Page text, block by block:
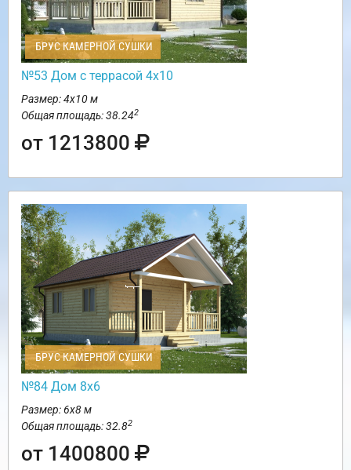
БРУС КАМЕРНОЙ СУШКИ
№53 Дом с террасой 4х10
Размер: 4х10 м
Общая площадь: 38.242
от 1213800
БРУС КАМЕРНОЙ СУШКИ
№84 Дом 8х6
Размер: 6х8 м
Общая площадь: 32.82
от 1400800